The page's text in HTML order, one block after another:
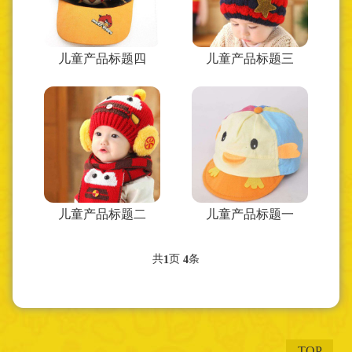
儿童产品标题四 儿童产品标题三
儿童产品标题二 儿童产品标题一
共1页 4条